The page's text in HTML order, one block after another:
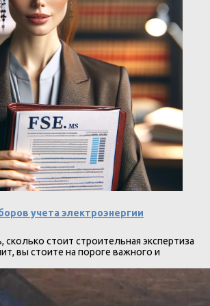
учета электроэнергии
сколько стоит строительная экспертиза
вы стоите на пороге важного и